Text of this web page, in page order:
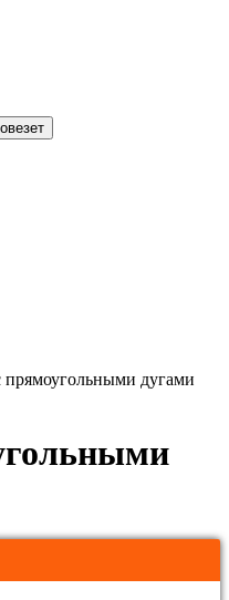
прямоугольными дугами